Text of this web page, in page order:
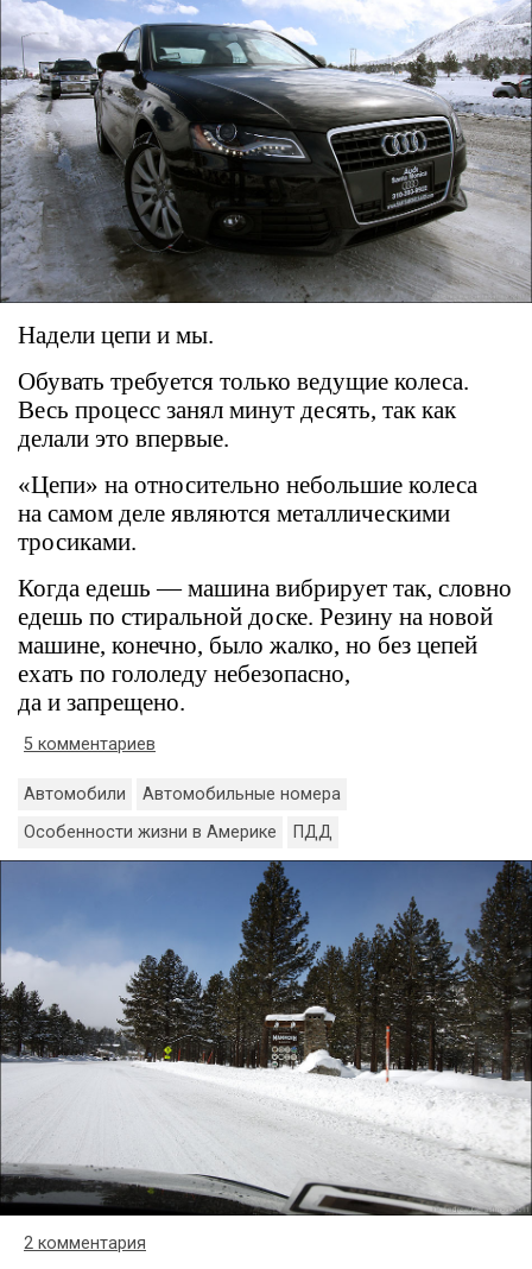
Надели цепи и мы.
Обувать требуется только ведущие колеса.
Весь процесс занял минут десять, так как
делали это впервые.
«Цепи» на относительно небольшие колеса
на самом деле являются металлическими
тросиками.
Когда едешь — машина вибрирует так, словно
едешь по стиральной доске. Резину на новой
машине, конечно, было жалко, но без цепей
ехать по гололеду небезопасно,
да и запрещено.
5 комментариев
Автомобили
Автомобильные номера
Особенности жизни в Америке
ПДД
2 комментария